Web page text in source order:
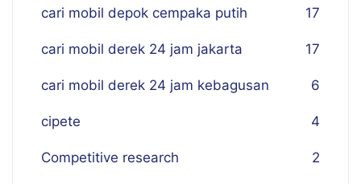
cari mobil depok cempaka putih 17
cari mobil derek 24 jam jakarta 17
cari mobil derek 24 jam kebagusan 6
cipete 4
Competitive research 2